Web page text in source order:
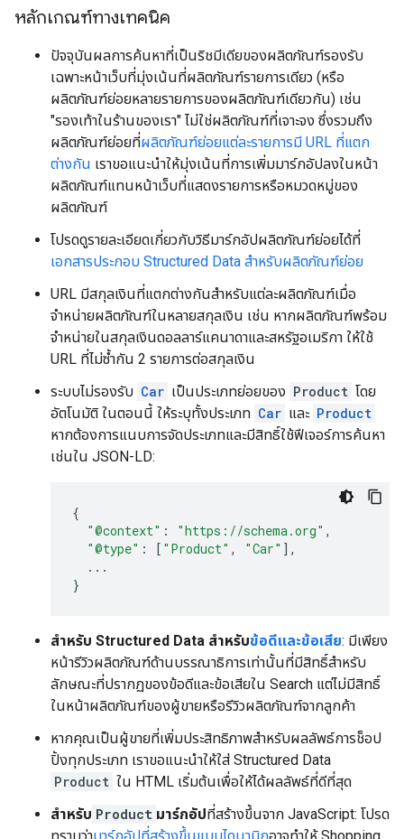
หลักเกณฑ์ทางเทคนิค
ปัจจุบันผลการค้นหาที่เป็นริชมีเดียของผลิตภัณฑ์รองรับ
เฉพาะหน้าเว็บที่มุ่งเน้นที่ผลิตภัณฑ์รายการเดียว (หรือ
ผลิตภัณฑ์ย่อยหลายรายการของผลิตภัณฑ์เดียวกัน) เช่น
"รองเท้าในร้านของเรา" ไม่ใช่ผลิตภัณฑ์ที่เจาะจง ซึ่งรวมถึง
ผลิตภัณฑ์ย่อยที่ผลิตภัณฑ์ย่อยแต่ละรายการมี URL ที่แตก
ต่างกัน เราขอแนะนำให้มุ่งเน้นที่การเพิ่มมาร์กอัปลงในหน้า
ผลิตภัณฑ์แทนหน้าเว็บที่แสดงรายการหรือหมวดหมู่ของ
ผลิตภัณฑ์
โปรดดูรายละเอียดเกี่ยวกับวิธีมาร์กอัปผลิตภัณฑ์ย่อยได้ที่
เอกสารประกอบ Structured Data สำหรับผลิตภัณฑ์ย่อย
URL มีสกุลเงินที่แตกต่างกันสําหรับแต่ละผลิตภัณฑ์เมื่อ
จำหน่ายผลิตภัณฑ์ในหลายสกุลเงิน เช่น หากผลิตภัณฑ์พร้อม
จําหน่ายในสกุลเงินดอลลาร์แคนาดาและสหรัฐอเมริกา ให้ใช้
URL ที่ไม่ซ้ำกัน 2 รายการต่อสกุลเงิน
ระบบไม่รองรับ Car เป็นประเภทย่อยของ Product โดย
อัตโนมัติ ในตอนนี้ ให้ระบุทั้งประเภท Car และ Product
หากต้องการแนบการจัดประเภทและมีสิทธิ์ใช้ฟีเจอร์การค้นหา
เช่นใน JSON-LD:
{
"@context" : "https://schema.org" ,
"@type" : [ "Product" , "Car" ],
...
}
สำหรับ Structured Data สำหรับข้อดีและข้อเสีย: มีเพียง
หน้ารีวิวผลิตภัณฑ์ด้านบรรณาธิการเท่านั้นที่มีสิทธิ์สำหรับ
ลักษณะที่ปรากฏของข้อดีและข้อเสียใน Search แต่ไม่มีสิทธิ์
ในหน้าผลิตภัณฑ์ของผู้ขายหรือรีวิวผลิตภัณฑ์จากลูกค้า
หากคุณเป็นผู้ขายที่เพิ่มประสิทธิภาพสำหรับผลลัพธ์การช็อป
ปิ้งทุกประเภท เราขอแนะนำให้ใส่ Structured Data
Product ใน HTML เริ่มต้นเพื่อให้ได้ผลลัพธ์ที่ดีที่สุด
สำหรับ Product มาร์กอัปที่สร้างขึ้นจาก JavaScript: โปรด